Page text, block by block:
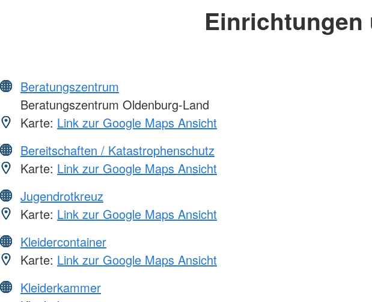
Einrichtungen
Beratungszentrum
Beratungszentrum Oldenburg-Land
Karte: Link zur Google Maps Ansicht
Bereitschaften / Katastrophenschutz
Karte: Link zur Google Maps Ansicht
Jugendrotkreuz
Karte: Link zur Google Maps Ansicht
Kleidercontainer
Karte: Link zur Google Maps Ansicht
Kleiderkammer